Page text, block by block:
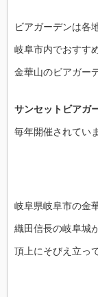
ビアガーデンは各
岐阜市内でおすす
金華山のビアガー
サンセットビアガ
毎年開催されてい
岐阜県岐阜市の金
織田信長の岐阜城
頂上にそびえ立っ